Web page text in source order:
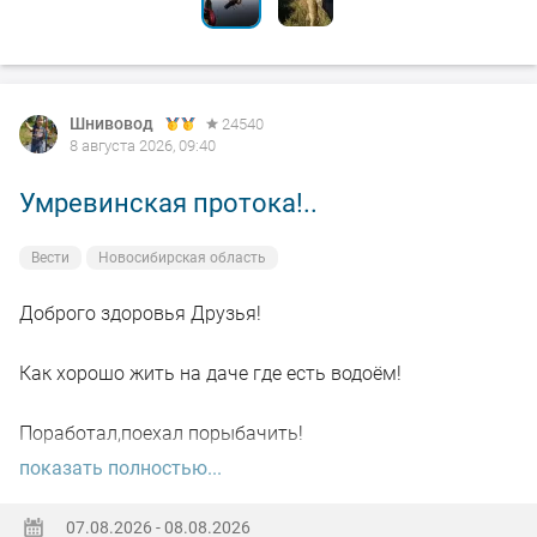
Шнивовод
24540
8 августа 2026, 09:40
Умревинская протока!..
Вести Новосибирская область
Доброго здоровья Друзья!
Как хорошо жить на даче где есть водоём!
Поработал,поехал порыбачить!
поработал"цирюльником" 😂в теплицах!
показать полностью...
07.08.2026 - 08.08.2026